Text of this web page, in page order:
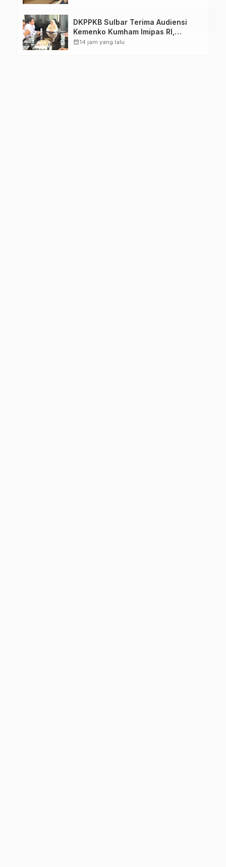
DKPPKB Sulbar Terima Audiensi
Kemenko Kumham Imipas RI,
Perkuat Pelayanan Kesehatan bagi
calendar_month14 jam yang lalu